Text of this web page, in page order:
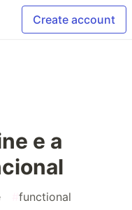
Create account
e a
functional